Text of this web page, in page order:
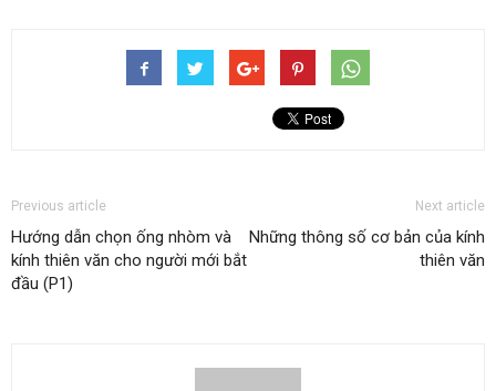
Previous article
Hướng dẫn chọn ống nhòm và
kính thiên văn cho người mới bắt
đầu (P1)
Next article
Những thông số cơ bản của kính
thiên văn